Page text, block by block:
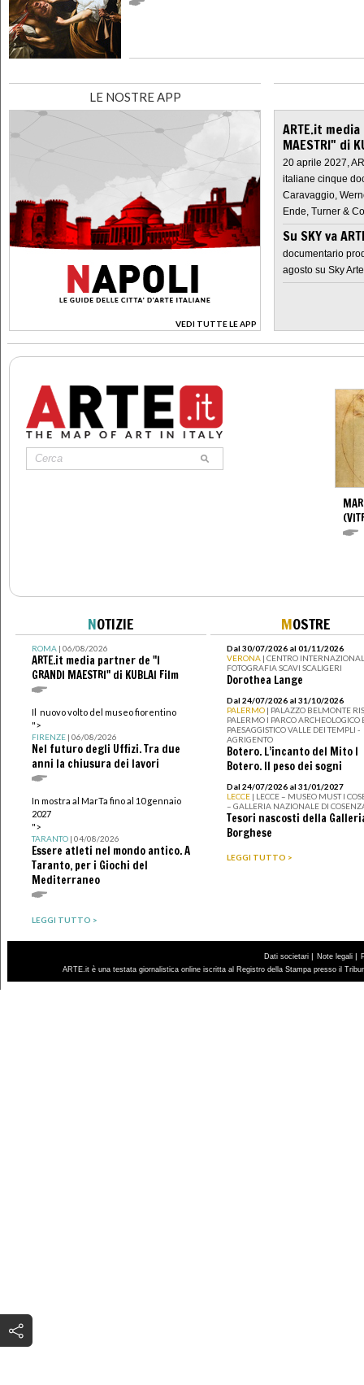
LE NOSTRE APP
VEDI TUTTE LE APP
>
ARTE.it
MAESTRI" di
20 aprile 2027,
italiane cinque
Caravaggio,
Ende, Turner &
Su SKY va
documentario
agosto su Sky Arte
NOTIZIE
ROMA| 06/08/2026
ARTE.it media partner de "I
GRANDI MAESTRI" di KUBLAI Film
Il nuovo volto del museo fiorentino
">
FIRENZE| 06/08/2026
Nel futuro degli Uffizi. Tra due
anni la chiusura dei lavori
In mostra al MarTa fino al 10 gennaio
2027
">
TARANTO| 04/08/2026
Essere atleti nel mondo antico. A
Taranto, per i Giochi del
Mediterraneo
LEGGI TUTTO >
MOSTRE
Dal 30/07/2026 al 01/11/2026
VERONA | CENTRO
FOTOGRAFIA SCAVI SCALIGERI
Dorothea Lange
Dal 24/07/2026 al 31/10/2026
PALERMO | PALAZZO BELMONTE
PALERMO I PARCO ARCHEOLOGICO
PAESAGGISTICO VALLE DEI TEMPLI -
AGRIGENTO
Botero. L’incanto del Mito I
Botero. Il peso dei sogni
Dal 24/07/2026 al 31/01/2027
LECCE | LECCE – MUSEO MUST I
– GALLERIA NAZIONALE DI
Tesori nascosti della
Borghese
LEGGI TUTTO >
Dati societari | Note legali |
ARTE.it è una testata giornalistica online iscritta al Registro della Stampa presso il